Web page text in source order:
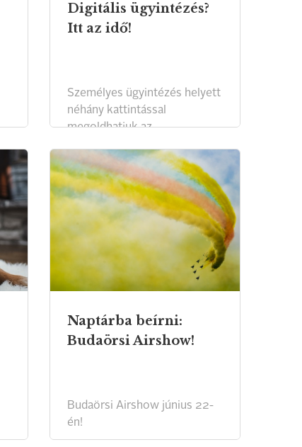
Digitális ügyintézés?
Itt az idő!
Személyes ügyintézés helyett
néhány kattintással
megoldhatjuk az
Naptárba beírni:
Budaörsi Airshow!
Budaörsi Airshow június 22-
én!